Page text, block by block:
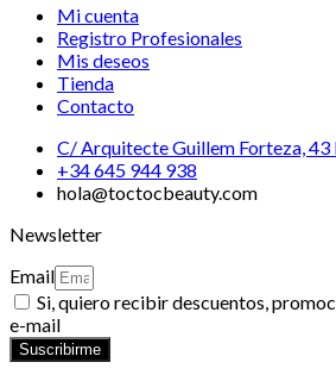
Mi cuenta
Registro Profesionales
Mis deseos
Tienda
Contacto
C/ Arquitecte Guillem Forteza, 43
+34 645 944 938
hola@toctocbeauty.com
Newsletter
Email
Si, quiero recibir descuentos,
e-mail
Suscribirme